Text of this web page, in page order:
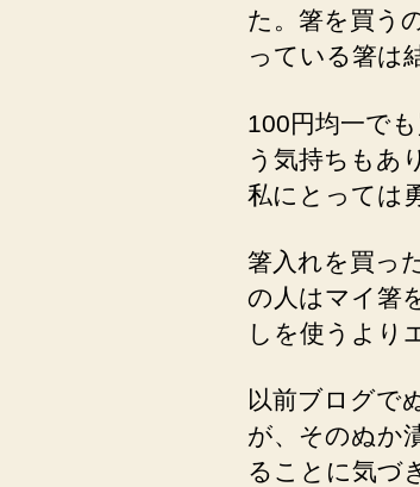
た。箸を買う
っている箸は
100円均一で
う気持ちもあ
私にとっては
箸入れを買っ
の人はマイ箸
しを使うより
以前ブログで
が、そのぬか
ることに気づ